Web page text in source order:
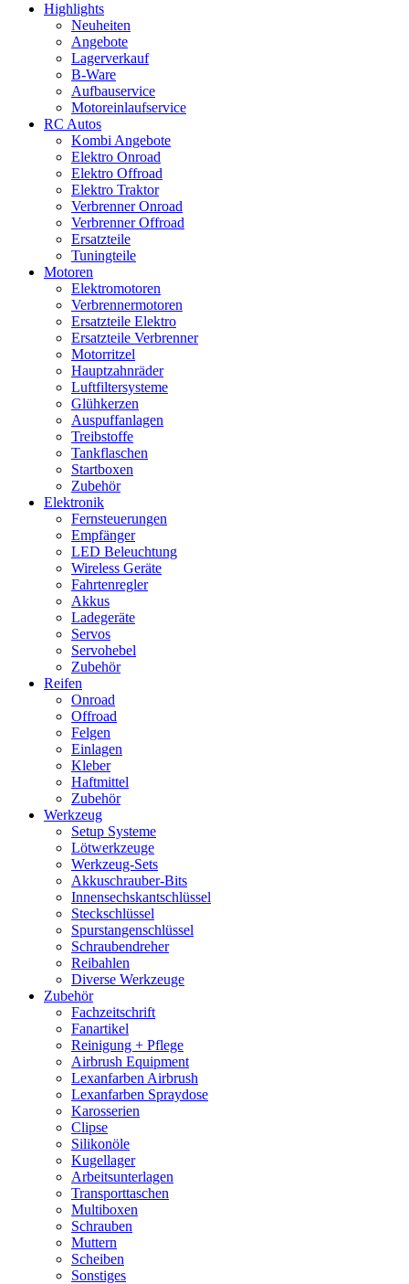
Highlights
Neuheiten
Angebote
Lagerverkauf
B-Ware
Aufbauservice
Motoreinlaufservice
RC Autos
Kombi Angebote
Elektro Onroad
Elektro Offroad
Elektro Traktor
Verbrenner Onroad
Verbrenner Offroad
Ersatzteile
Tuningteile
Motoren
Elektromotoren
Verbrennermotoren
Ersatzteile Elektro
Ersatzteile Verbrenner
Motorritzel
Hauptzahnräder
Luftfiltersysteme
Glühkerzen
Auspuffanlagen
Treibstoffe
Tankflaschen
Startboxen
Zubehör
Elektronik
Fernsteuerungen
Empfänger
LED Beleuchtung
Wireless Geräte
Fahrtenregler
Akkus
Ladegeräte
Servos
Servohebel
Zubehör
Reifen
Onroad
Offroad
Felgen
Einlagen
Kleber
Haftmittel
Zubehör
Werkzeug
Setup Systeme
Lötwerkzeuge
Werkzeug-Sets
Akkuschrauber-Bits
Innensechskantschlüssel
Steckschlüssel
Spurstangenschlüssel
Schraubendreher
Reibahlen
Diverse Werkzeuge
Zubehör
Fachzeitschrift
Fanartikel
Reinigung + Pflege
Airbrush Equipment
Lexanfarben Airbrush
Lexanfarben Spraydose
Karosserien
Clipse
Silikonöle
Kugellager
Arbeitsunterlagen
Transporttaschen
Multiboxen
Schrauben
Muttern
Scheiben
Sonstiges